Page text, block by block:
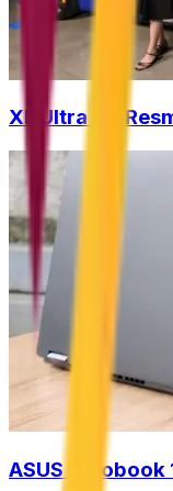
XL Ultra 5G
ASUS Vivobook